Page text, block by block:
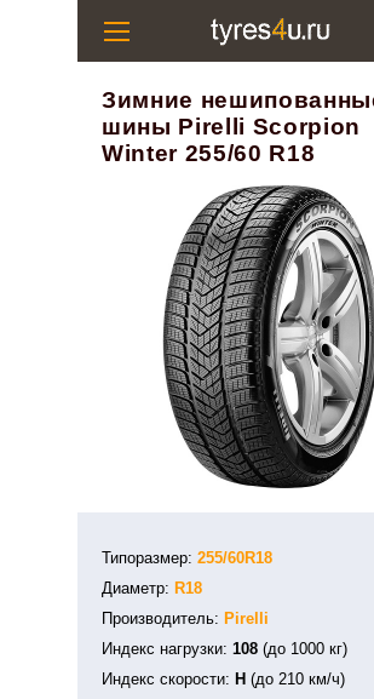
Зимние
шины Pirelli Scorpion
Winter 255/60 R18
Типоразмер: 255/60R18
Диаметр: R18
Производитель: Pirelli
Индекс нагрузки: 108 (до 1000 кг)
Индекс скорости: H (до 210 км/ч)